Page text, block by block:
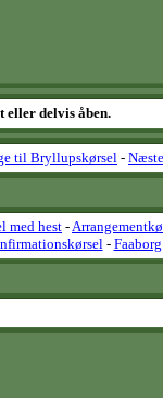
eller delvis åben.
til Bryllupskørsel-
med hest-
- Faaborg